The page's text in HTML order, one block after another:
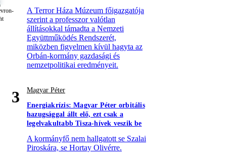
A Terror Háza Múzeum főigazgatója
szerint a professzor valótlan
állításokkal támadta a Nemzeti
Együttműködés Rendszerét,
miközben figyelmen kívül hagyta az
Orbán-kormány gazdasági és
nemzetpolitikai eredményeit.
3
Magyar Péter
Energiakrízis: Magyar Péter orbitális
hazugsággal állt elő, ezt csak a
legelvakultabb Tisza-hívek veszik be
A kormányfő nem hallgatott se Szalai
Piroskára, se Hortay Olivérre.